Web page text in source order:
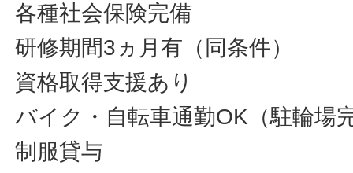
各種社会保険完備
研修期間3ヵ月有（同条件）
資格取得支援あり
バイク・自転車通勤OK（駐輪場
制服貸与